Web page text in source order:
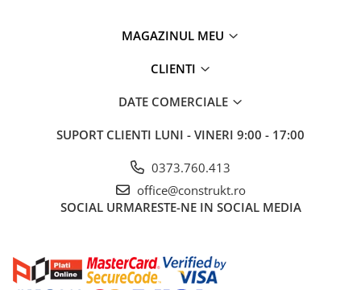
Termostate aplicatii industriale
Echipamente pentru tratarea si
Pompe submersibile
Pompe pentru piscine
Motopompe
Vase de expansiune pentru
hidrofor
MAGAZINUL MEU
CLIENTI
DATE COMERCIALE
SUPORT CLIENTI LUNI - VINERI 9:00 - 17:00
0373.760.413
office@construkt.ro
SOCIAL URMARESTE-NE IN SOCIAL MEDIA